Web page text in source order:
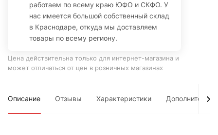
работаем по всему краю ЮФО и СКФО. У
нас имеется большой собственный склад
в Краснодаре, откуда мы доставляем
товары по всему региону.
Цена действительна только для интернет-магазина и
может отличаться от цен в розничных магазинах
Описание Отзывы Характеристики Дополнительно